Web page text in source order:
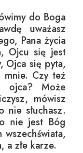
do Boga
uważasz
Pana życia
Ojcu się jest
Ojca się pyta,
Czy też
ojca? Może
mówisz
słuchasz.
nie jest Bóg
wszechświata,
a złe karze.